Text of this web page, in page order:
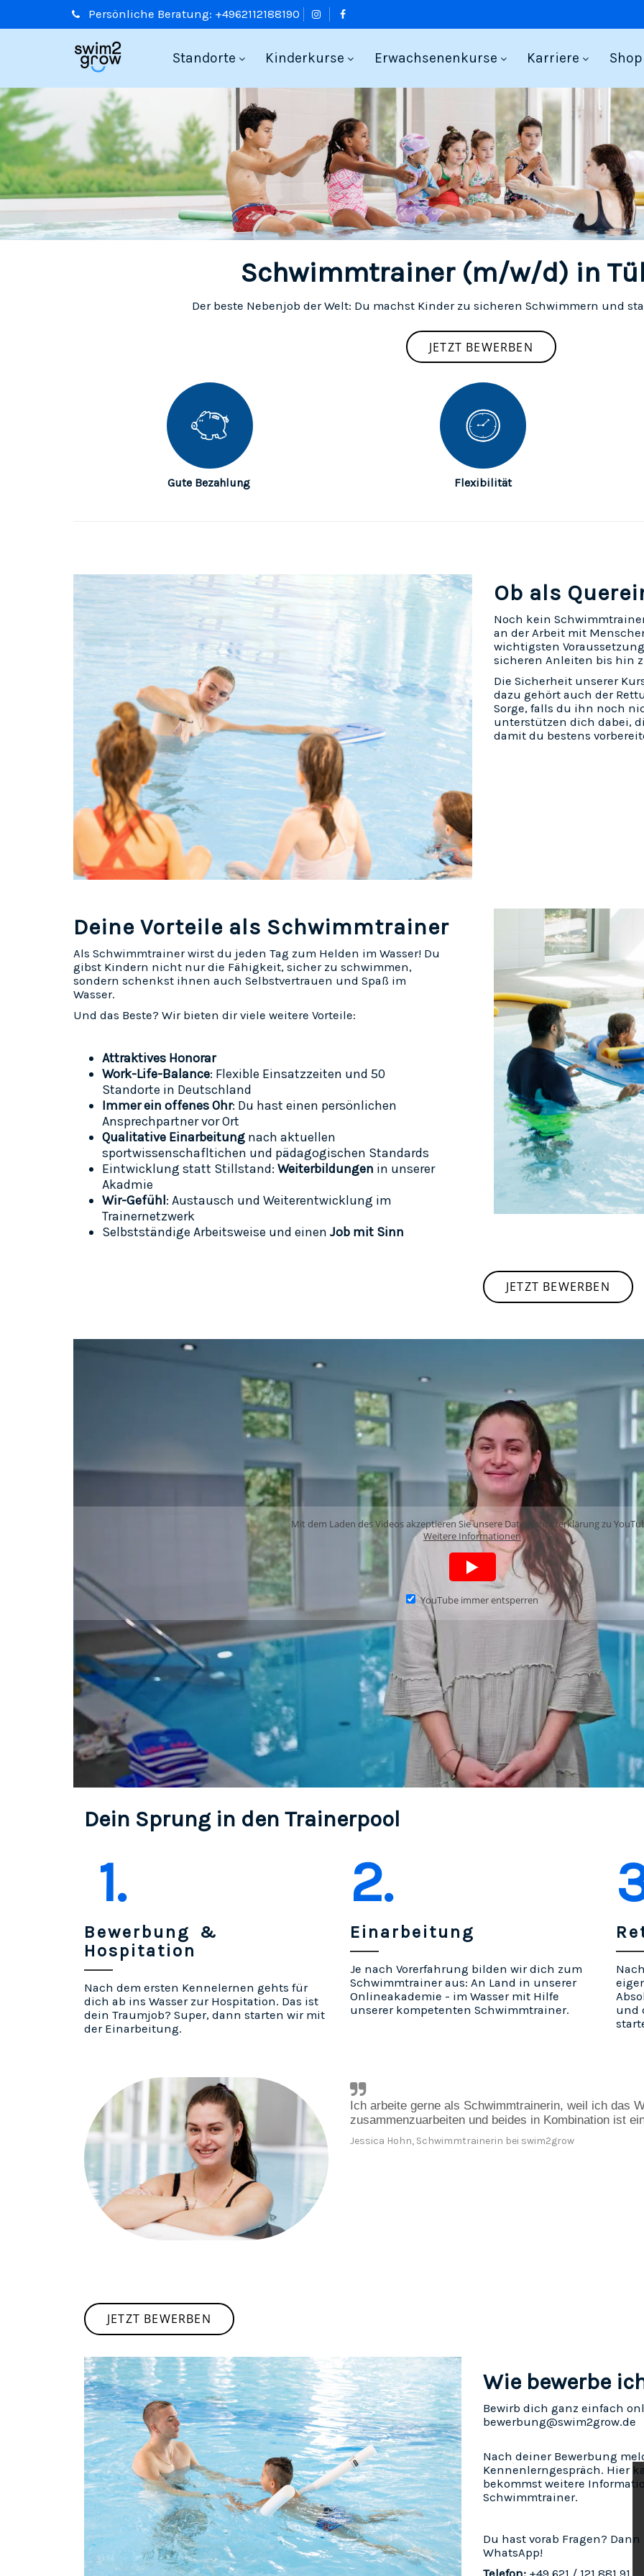
Persönliche Beratung: +4962112188190
Standorte Kinderkurse Erwachsenenkurse Karriere Shop
Schwimmtrainer (m/w/d) in
Der beste Nebenjob der Welt: Du machst Kinder zu sicheren Schwimmern und
JETZT BEWERBEN
Gute Bezahlung Flexibilität
Ob als
Noch kein
an der Arbeit mit
wichtigsten
sicheren Anleiten bis hin
Die Sicherheit unserer
dazu gehört auch der
Sorge, falls du ihn noch
unterstützen dich dabei,
damit du bestens
Deine Vorteile als Schwimmtrainer
Als Schwimmtrainer wirst du jeden Tag zum Helden im Wasser! Du
gibst Kindern nicht nur die Fähigkeit, sicher zu schwimmen,
sondern schenkst ihnen auch Selbstvertrauen und Spaß im
Wasser.
Und das Beste? Wir bieten dir viele weitere Vorteile:
Attraktives Honorar
Work-Life-Balance: Flexible Einsatzzeiten und 50
Standorte in Deutschland
Immer ein offenes Ohr: Du hast einen persönlichen
Ansprechpartner vor Ort
Qualitative Einarbeitung nach aktuellen
sportwissenschafltichen und pädagogischen Standards
Eintwicklung statt Stillstand: Weiterbildungen in unserer
Akadmie
Wir-Gefühl: Austausch und Weiterentwicklung im
Trainernetzwerk
Selbstständige Arbeitsweise und einen Job mit Sinn
JETZT BEWERBEN
Mit dem Laden des Videos akzeptieren Sie unsere Datenschutzerklärung zu
Weitere Informationen
YouTube immer entsperren
Dein Sprung in den Trainerpool
1.
Bewerbung &
Hospitation
Nach dem ersten Kennelernen gehts für
dich ab ins Wasser zur Hospitation. Das ist
dein Traumjob? Super, dann starten wir mit
der Einarbeitung.
2.
Einarbeitung
Je nach Vorerfahrung bilden wir dich zum
Schwimmtrainer aus: An Land in unserer
Onlineakademie - im Wasser mit Hilfe
unserer kompetenten Schwimmtrainer.
und
Ich arbeite gerne als Schwimmtrainerin, weil ich das
zusammenzuarbeiten und beides in Kombination ist
Jessica Hohn, Schwimmtrainerin bei swim2grow
JETZT BEWERBEN
Wie bewerbe
Bewirb dich ganz einfach
bewerbung@swim2grow.de
Nach deiner Bewerbung
Kennenlerngespräch. Hier
bekommst weitere
Schwimmtrainer.
Du hast vorab Fragen?
WhatsApp!